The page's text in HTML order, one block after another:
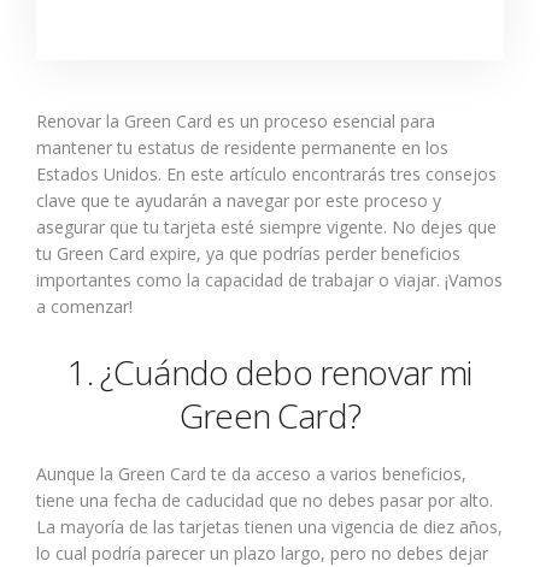
Renovar la Green Card es un proceso esencial para
mantener tu estatus de residente permanente en los
Estados Unidos. En este artículo encontrarás tres consejos
clave que te ayudarán a navegar por este proceso y
asegurar que tu tarjeta esté siempre vigente. No dejes que
tu Green Card expire, ya que podrías perder beneficios
importantes como la capacidad de trabajar o viajar. ¡Vamos
a comenzar!
1. ¿Cuándo debo renovar mi
Green Card?
Aunque la Green Card te da acceso a varios beneficios,
tiene una fecha de caducidad que no debes pasar por alto.
La mayoría de las tarjetas tienen una vigencia de diez años,
lo cual podría parecer un plazo largo, pero no debes dejar